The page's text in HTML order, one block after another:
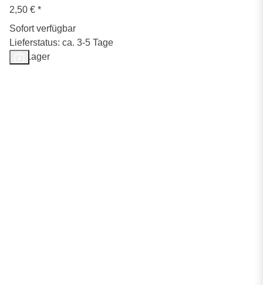
2,50 € *
Sofort verfügbar
Lieferstatus: ca. 3-5 Tage
Auf Lager